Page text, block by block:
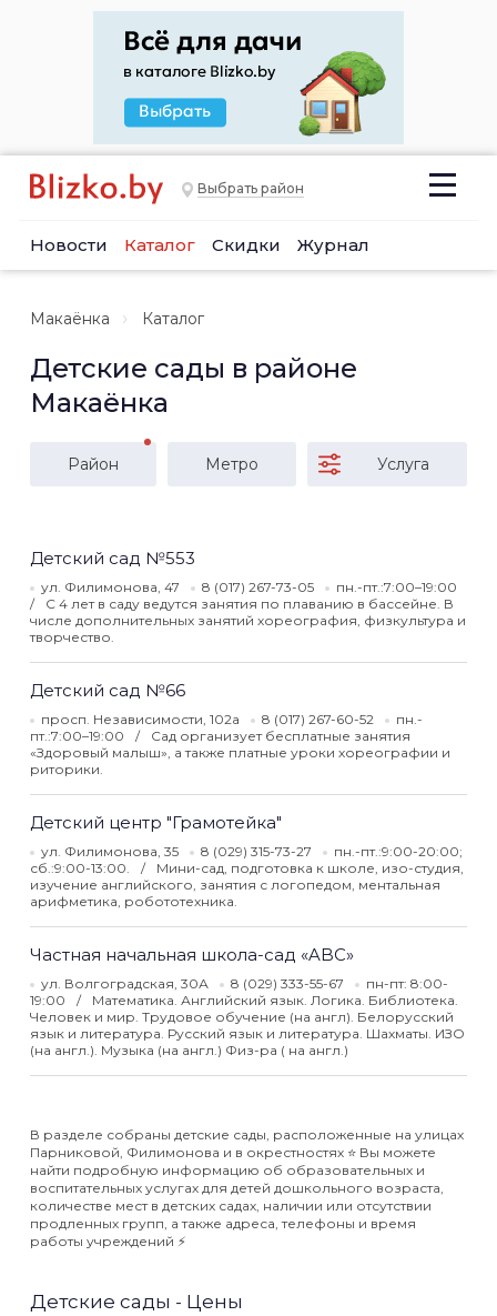
Выбрать район
Новости Каталог Скидки Журнал
Макаёнка Каталог
Детские сады в районе
Макаёнка
Район Метро Услуга
Детский сад №553
ул. Филимонова, 47 8 (017) 267-73-05
пн.-пт.:7:00–19:00
С 4 лет в саду ведутся занятия по плаванию в бассейне. В
числе дополнительных занятий хореография, физкультура и
творчество.
Детский сад №66
просп. Независимости, 102а 8 (017) 267-60-52
пн.-
пт.:7:00–19:00
Сад организует бесплатные занятия
«Здоровый малыш», а также платные уроки хореографии и
риторики.
Детский центр "Грамотейка"
ул. Филимонова, 35 8 (029) 315-73-27
пн.-пт.:9:00-20:00;
сб.:9:00-13:00.
Мини-сад, подготовка к школе, изо-студия,
изучение английского, занятия с логопедом, ментальная
арифметика, робототехника.
Частная начальная школа-сад «ABC»
ул. Волгоградская, 30А 8 (029) 333-55-67
пн-пт: 8:00-
19:00
Математика. Английский язык. Логика. Библиотека.
Человек и мир. Трудовое обучение (на англ). Белорусский
язык и литература. Русский язык и литература. Шахматы. ИЗО
(на англ.). Музыка (на англ.) Физ-ра ( на англ.)
В разделе собраны детские сады, расположенные на улицах
Парниковой, Филимонова и в окрестностях ⭐️ Вы можете
найти подробную информацию об образовательных и
воспитательных услугах для детей дошкольного возраста,
количестве мест в детских садах, наличии или отсутствии
продленных групп, а также адреса, телефоны и время
работы учреждений ⚡️
Детские сады - Цены